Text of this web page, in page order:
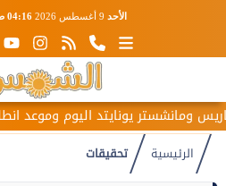
الأحد 04:16 صـ
يونايتد اليوم وموعد انطلاق القمة
الرئيسية تحقيقات